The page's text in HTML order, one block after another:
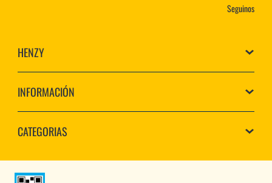
Seguinos
HENZY
INFORMACIÓN
CATEGORIAS